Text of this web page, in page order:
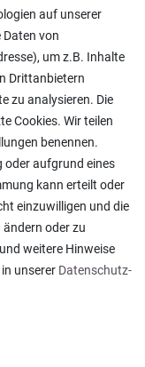
auf unserer
von
um z.B. Inhalte
Drittanbietern
zu analysieren. Die
Cookies. Wir teilen
benennen.
oder aufgrund eines
kann erteilt oder
einzuwilligen und die
oder zu
und weitere Hinweise
unserer Daten­schutz­